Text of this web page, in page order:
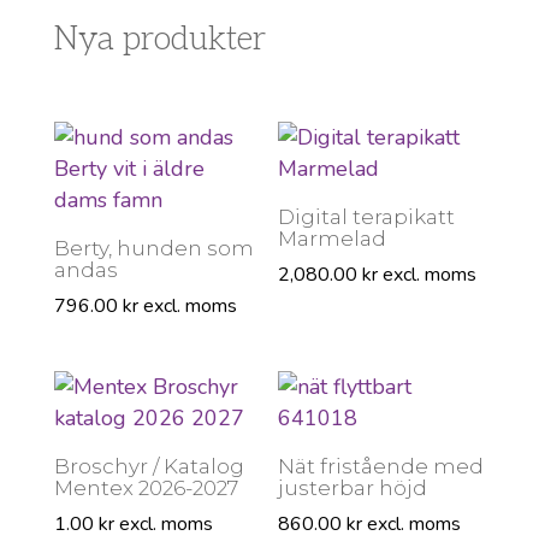
Nya produkter
Berty, hunden som
andas
796.00 krexcl. moms
Digital terapikatt
Marmelad
2,080.00krexcl. moms
Broschyr / Katalog
Mentex 2026-2027
1.00 krexcl. moms
Nät fristående med
justerbar höjd
860.00krexcl. moms